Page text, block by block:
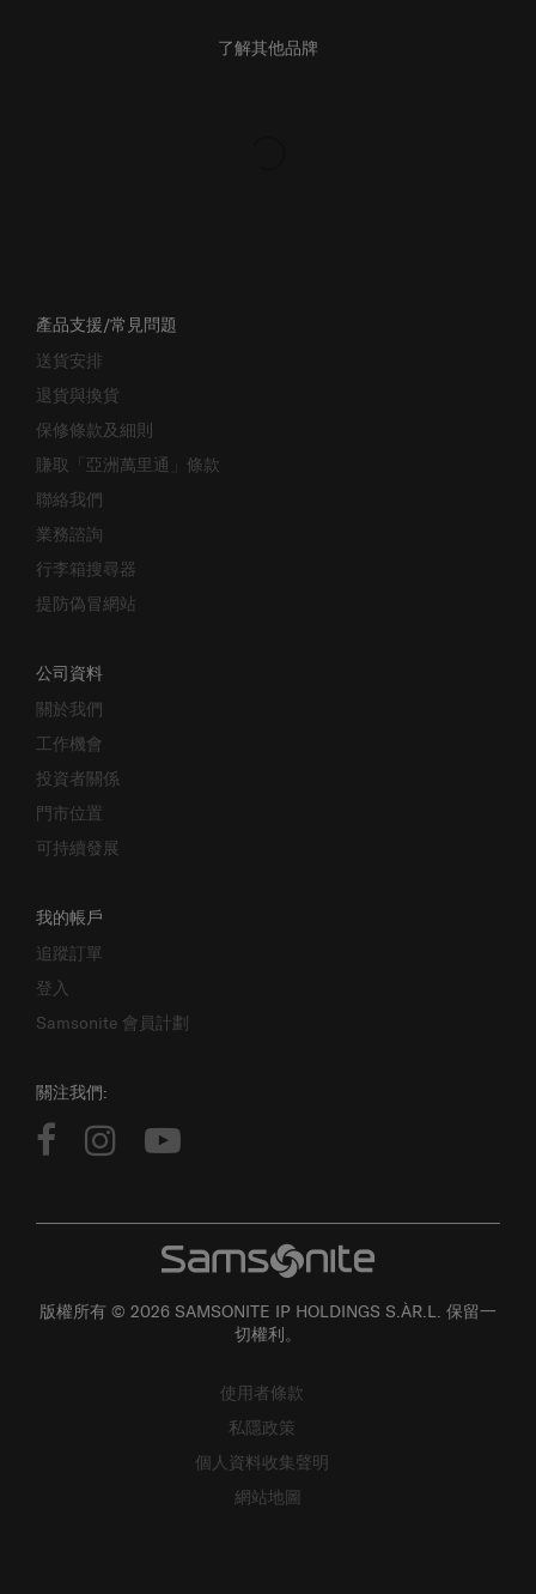
送貨安排
退貨與換貨
保修條款及細則
賺取「亞洲萬里通」條款
聯絡我們
業務諮詢
行李箱搜尋器
提防偽冒網站
關於我們
工作機會
投資者關係
門市位置
可持續發展
追蹤訂單
登入
Samsonite 會員計劃
切權利。
私隱政策
個人資料收集聲明
網站地圖